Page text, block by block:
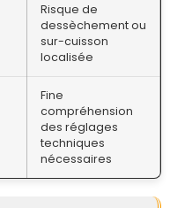
Risque de
dessèchement ou
sur-cuisson
localisée
Fine
compréhension
des réglages
techniques
nécessaires